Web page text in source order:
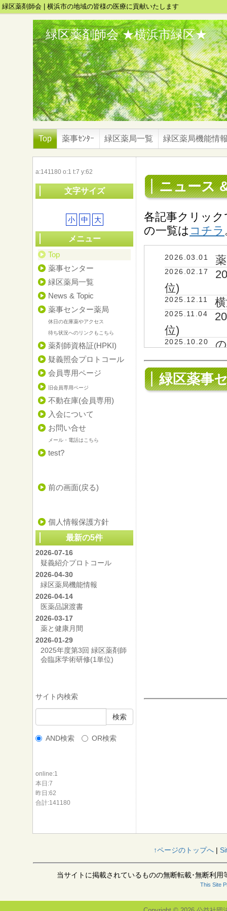
緑区薬剤師会 | 横浜市の地域の皆様の医療に貢献いたします
緑区薬剤師会 ★横浜市緑区★
Top 薬事ｾﾝﾀｰ 緑区薬局一覧 緑区薬局機能情
ニュース
各記事クリッ
の一覧は コチラ
2026.03.01
2026.02.17
位)
2025.12.11
2025.11.04
位)
2025.10.20
2025.02.01
2024.12.22
緑区薬事
a:141180 o:1 t:7 y:62
文字サイズ
小 中 大
メニュー
Top
薬事センター
緑区薬局一覧
News & Topic
薬事センター薬局
休日の在庫薬やアクセス
待ち状況へのリンクもこちら
薬剤師資格証(HPKI)
疑義照会プロトコール
会員専用ページ
旧会員専用ページ
不動在庫(会員専用)
入会について
お問い合せ
メール・電話はこちら
test?
前の画面(戻る)
個人情報保護方針
最新の5件
2026-07-16
疑義紹介プロトコール
2026-04-30
緑区薬局機能情報
2026-04-14
医薬品譲渡書
2026-03-17
薬と健康月間
2026-01-29
2025年度第3回 緑区薬剤師
会臨床学術研修(1単位)
サイト内検索
AND検索 OR検索
online:1
本日:7
昨日:62
合計:141180
↑ページのトップへ |
当サイトに掲載されているものの無断転載･無断利用
This Site